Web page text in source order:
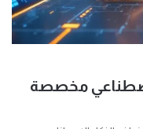
اصطناعي مخصصة